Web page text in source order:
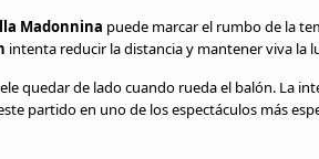
Madonnina puede marcar el rumbo de la
intenta reducir la distancia y mantener viva la
quedar de lado cuando rueda el balón. La
partido en uno de los espectáculos más